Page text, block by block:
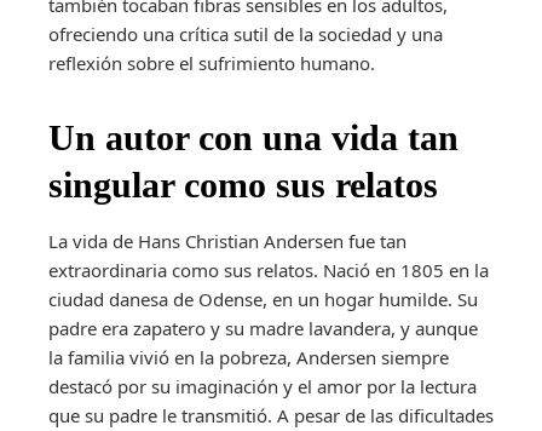
también tocaban fibras sensibles en los adultos,
ofreciendo una crítica sutil de la sociedad y una
reflexión sobre el sufrimiento humano.
Un autor con una vida tan
singular como sus relatos
La vida de Hans Christian Andersen fue tan
extraordinaria como sus relatos. Nació en 1805 en la
ciudad danesa de Odense, en un hogar humilde. Su
padre era zapatero y su madre lavandera, y aunque
la familia vivió en la pobreza, Andersen siempre
destacó por su imaginación y el amor por la lectura
que su padre le transmitió. A pesar de las dificultades